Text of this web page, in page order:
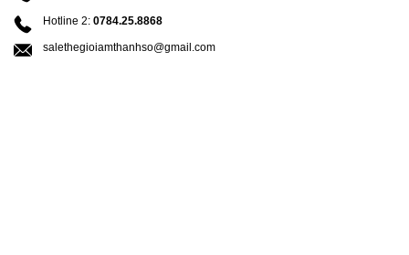
Hotline 2: 0784.25.8868
salethegioiamthanhso@gmail.com